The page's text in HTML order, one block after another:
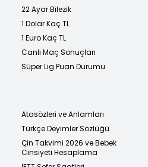
22 Ayar Bilezik
1 Dolar Kaç TL
1 Euro Kaç TL
Canlı Maç Sonuçları
Süper Lig Puan Durumu
Atasözleri ve Anlamları
Türkçe Deyimler Sözlüğü
Çin Takvimi 2026 ve Bebek
Cinsiyeti Hesaplama